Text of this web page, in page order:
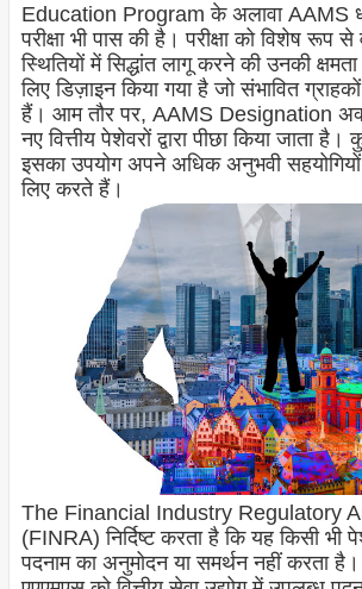
Education Program के अलावा AAMS
परीक्षा भी पास की है। परीक्षा को विशेष रूप
स्थितियों में सिद्धांत लागू करने की उनकी
लिए डिज़ाइन किया गया है जो संभावित
हैं। आम तौर पर, AAMS Designation
नए वित्तीय पेशेवरों द्वारा पीछा किया जाता
इसका उपयोग अपने अधिक अनुभवी
लिए करते हैं।
The Financial Industry Regulatory
(FINRA) निर्दिष्ट करता है कि यह किसी भी
पदनाम का अनुमोदन या समर्थन नहीं करता